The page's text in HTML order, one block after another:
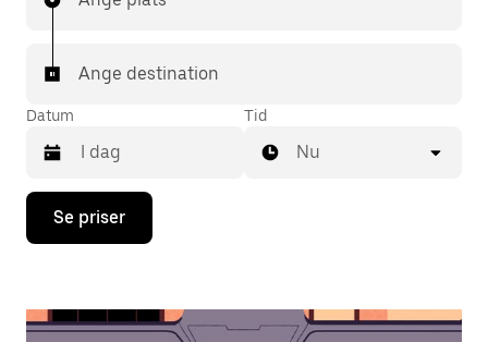
Ange destination
Datum
Tryck
nedåtpilen
kalendern
Tid
Nu
Se priser